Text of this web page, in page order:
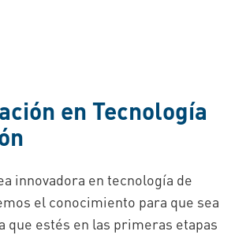
en Tecnología
innovadora en tecnología de
el conocimiento para que sea
que estés en las primeras etapas